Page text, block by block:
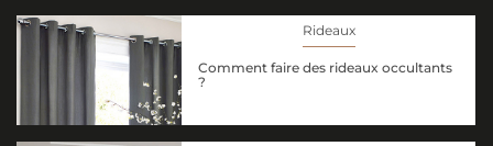
Rideaux
Comment faire des rideaux occultants
?